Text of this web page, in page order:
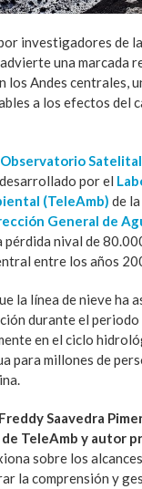
investigadores de
una marcada
los Andes centrales,
a los efectos del
Observatorio
por el
(TeleAmb) de
General de
nival de
entre los años
la línea de nieve ha
durante el periodo
en el ciclo
para millones de
Saavedra
TeleAmb y autor
sobre los
la comprensión y